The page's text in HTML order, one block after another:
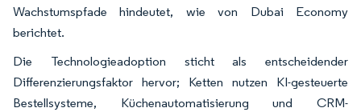
Wachstumspfade hindeutet, wie von Dubai Economy
berichtet.
Die Technologieadoption sticht als entscheidender
Differenzierungsfaktor hervor; Ketten nutzen KI-gesteuerte
Bestellsysteme, Küchenautomatisierung und CRM-